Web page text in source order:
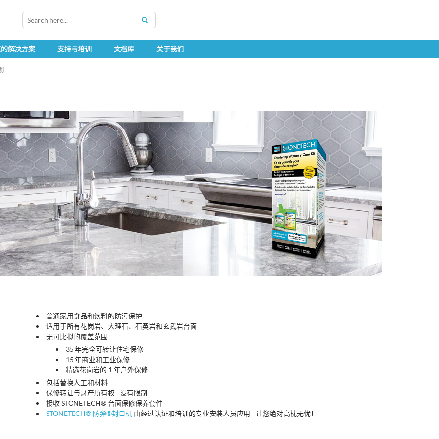
SEARCH
解决方案 支持与培训 文档库 关于我们
普通家用食品和饮料的防污保护
适用于所有花岗岩、大理石、石英岩和玄武岩台面
无可比拟的覆盖范围
35 年完全可转让住宅保修
15 年商业和工业保修
精选花岗岩的 1 年户外保修
包括替换人工和材料
保修转让与财产所有权 - 没有限制
接收 STONETECH® 台面保修保养套件
STONETECH® 防弹®封口机 由经过认证和培训的专业安装人员应用 - 让您绝对高枕无忧！